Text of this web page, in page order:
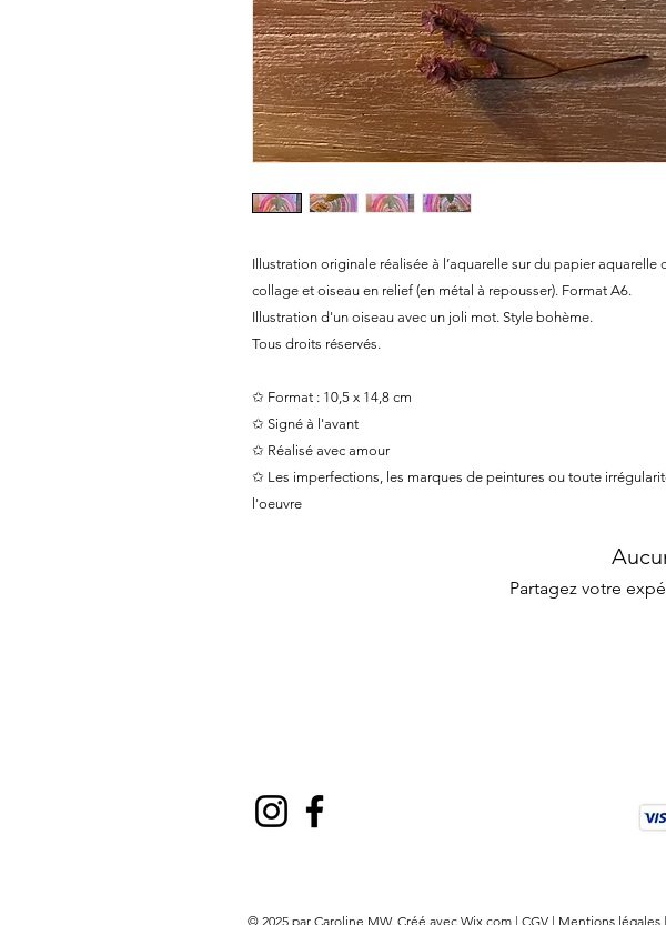
Illustration originale réalisée à l’aquarelle sur du papier aquarelle
collage et oiseau en relief (en métal à repousser). Format A6.
Illustration d'un oiseau avec un joli mot. Style bohème.
Tous droits réservés.
✩ Format : 10,5 x 14,8 cm
✩ Signé à l'avant
✩ Réalisé avec amour
✩ Les imperfections, les marques de peintures ou toute
l'oeuvre
Partagez votre
© 2025 par Caroline MW. Créé avec Wix.com | CGV | Mentions légales